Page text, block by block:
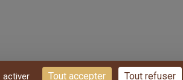
activer Tout accepter Tout refuser